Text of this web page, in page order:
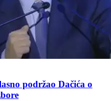
podržao Dačića o